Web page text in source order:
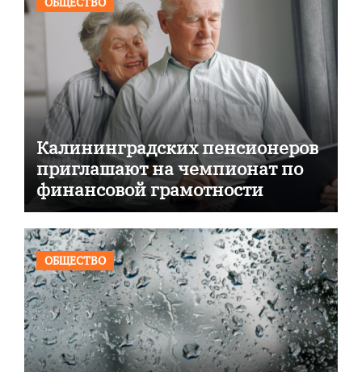
Калининградских пенсионеров
приглашают на чемпионат по
финансовой грамотности
ОБЩЕСТВО